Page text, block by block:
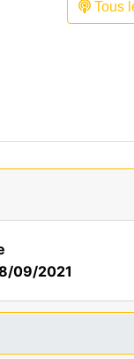
Tous
09/2021